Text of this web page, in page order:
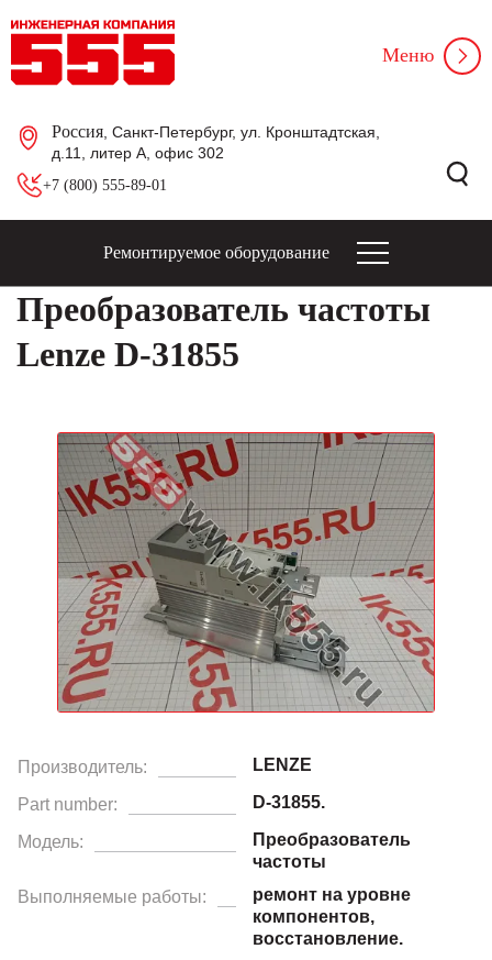
Россия , Санкт-Петербург, ул. Кронштадтская,
д.11, литер А, офис 302
+7 (800) 555-89-01
Меню
Ремонтируемое оборудование
Преобразователь частоты
Lenze D-31855
Производитель: LENZE
Part number: D-31855.
Модель:
Преобразователь
частоты
Выполняемые работы:
ремонт на уровне
компонентов,
восстановление.